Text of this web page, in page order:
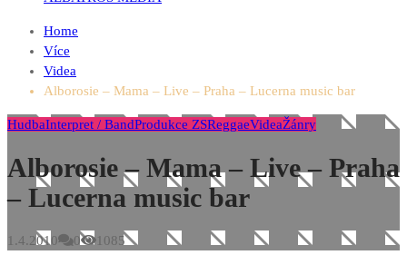
Home
Více
Videa
Alborosie – Mama – Live – Praha – Lucerna music bar
HudbaInterpret / BandProdukce ZSReggaeVideaŽánry
Alborosie – Mama – Live – Praha
– Lucerna music bar
1.4.2010 0 1085